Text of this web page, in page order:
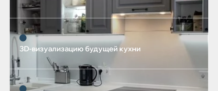
3D-визуализацию будущей кухни